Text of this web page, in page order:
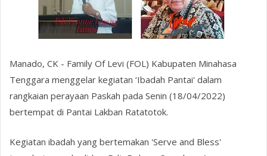
Manado, CK - Family Of Levi (FOL) Kabupaten Minahasa
Tenggara menggelar kegiatan ‘Ibadah Pantai' dalam
rangkaian perayaan Paskah pada Senin (18/04/2022)
bertempat di Pantai Lakban Ratatotok.
Kegiatan ibadah yang bertemakan 'Serve and Bless'